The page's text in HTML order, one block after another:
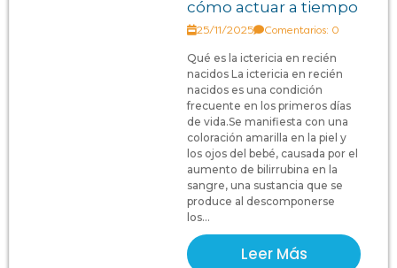
cómo actuar a tiempo
25/11/2025 Comentarios: 0
Qué es la ictericia en recién
nacidos La ictericia en recién
nacidos es una condición
frecuente en los primeros días
de vida.Se manifiesta con una
coloración amarilla en la piel y
los ojos del bebé, causada por el
aumento de bilirrubina en la
sangre, una sustancia que se
produce al descomponerse
los...
Leer Más